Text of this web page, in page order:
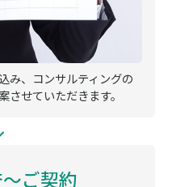
み、コンサルティングの
せていただきます。
ご契約